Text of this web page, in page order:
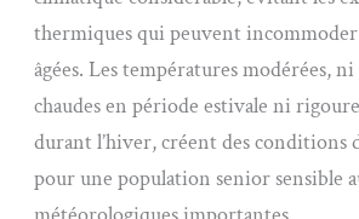
thermiques qui peuvent incommoder
âgées. Les températures modérées,
chaudes en période estivale ni
durant l’hiver, créent des conditions
pour une population senior sensible